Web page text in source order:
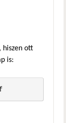
hiszen ott
is:
grep nameserver /etc/resolv.conf